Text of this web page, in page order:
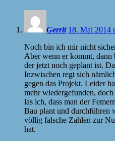
Gerrit 18. Mai 2014
Noch bin ich mir nicht
Aber wenn er kommt,
der jetzt noch geplant ist.
Inzwischen regt sich
gegen das Projekt. Leider
mehr wiedergefunden,
las ich, dass man der
Bau plant und durchführen
völlig falsche Zahlen zur
hat.